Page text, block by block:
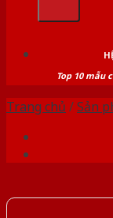
Top 10 mẫu
Trang chủ /Sản